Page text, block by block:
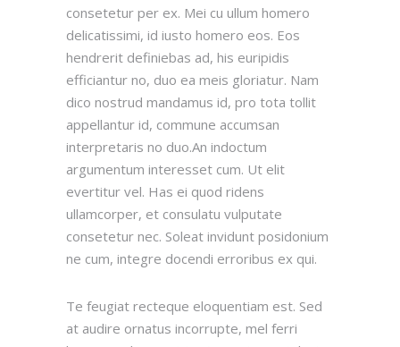
consetetur per ex. Mei cu ullum homero
delicatissimi, id iusto homero eos. Eos
hendrerit definiebas ad, his euripidis
efficiantur no, duo ea meis gloriatur. Nam
dico nostrud mandamus id, pro tota tollit
appellantur id, commune accumsan
interpretaris no duo.An indoctum
argumentum interesset cum. Ut elit
evertitur vel. Has ei quod ridens
ullamcorper, et consulatu vulputate
consetetur nec. Soleat invidunt posidonium
ne cum, integre docendi erroribus ex qui.
Te feugiat recteque eloquentiam est. Sed
at audire ornatus incorrupte, mel ferri